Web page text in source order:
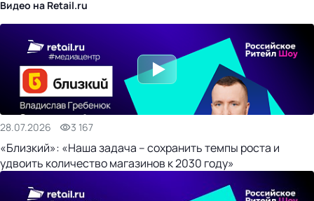
Видео на Retail.ru
28.07.2026 3 167
«Близкий»: «Наша задача – сохранить темпы роста и
удвоить количество магазинов к 2030 году»